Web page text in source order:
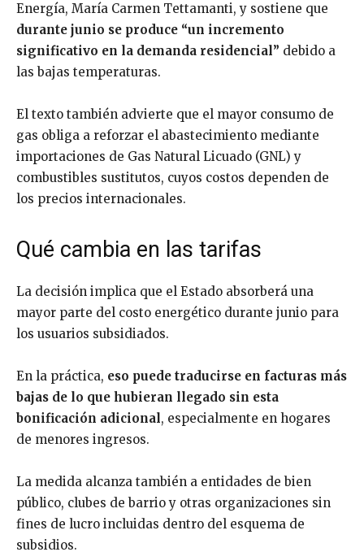
Energía, María Carmen Tettamanti, y sostiene que
durante junio se produce “un incremento
significativo en la demanda residencial” debido a
las bajas temperaturas.
El texto también advierte que el mayor consumo de
gas obliga a reforzar el abastecimiento mediante
importaciones de Gas Natural Licuado (GNL) y
combustibles sustitutos, cuyos costos dependen de
los precios internacionales.
Qué cambia en las tarifas
La decisión implica que el Estado absorberá una
mayor parte del costo energético durante junio para
los usuarios subsidiados.
En la práctica, eso puede traducirse en facturas más
bajas de lo que hubieran llegado sin esta
bonificación adicional, especialmente en hogares
de menores ingresos.
La medida alcanza también a entidades de bien
público, clubes de barrio y otras organizaciones sin
fines de lucro incluidas dentro del esquema de
subsidios.